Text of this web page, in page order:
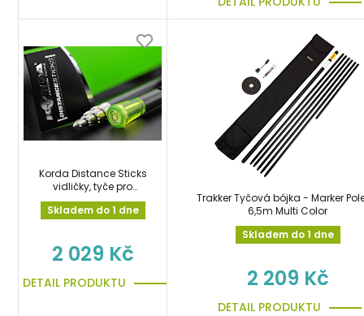
Korda Distance Sticks
vidličky, tyče pro
měření vzdálenosti
Skladem do 1 dne
2 029 Kč
DETAIL PRODUKTU
Trakker Tyčová bójka - Marker
6,5m Multi Color
Skladem do 1 dne
2 209 Kč
DETAIL PRODUKTU